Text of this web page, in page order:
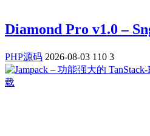
Diamond Pro v1.0 –
PHP源码 2026-08-03 110 3